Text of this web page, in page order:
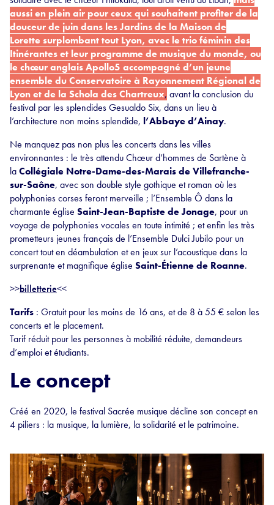
aussi en plein air pour ceux qui souhaitent profiter de la
douceur de juin dans les Jardins de la Maison de
Lorette surplombant tout Lyon, avec le trio féminin des
Itinérantes et leur programme de musique du monde, ou
le chœur anglais Apollo5 accompagné d’un jeune
ensemble du Conservatoire à Rayonnement Régional de
Lyon et de la Schola des Chartreux, avant la conclusion du
festival par les splendides Gesualdo Six, dans un lieu à
l’architecture non moins splendide, l’Abbaye d’Ainay.
Ne manquez pas non plus les concerts dans les villes
environnantes : le très attendu Chœur d’hommes de Sartène à
laCollégiale Notre-Dame-des-Marais de Villefranche-
sur-Saône, avec son double style gothique et roman où les
polyphonies corses feront merveille ; l’Ensemble Ô dans la
charmante église Saint-Jean-Baptiste de Jonage, pour un
voyage de polyphonies vocales en toute intimité ; et enfin les très
prometteurs jeunes français de l’Ensemble Dulci Jubilo pour un
concert tout en déambulation et en jeux sur l’acoustique dans la
surprenante et magnifique église Saint-Étienne de Roanne.
>>billetterie<<
Tarifs : Gratuit pour les moins de 16 ans, et de 8 à 55 € selon les
concerts et le placement.
Tarif réduit pour les personnes à mobilité réduite, demandeurs
d’emploi et étudiants.
Le concept
Créé en 2020, le festival Sacrée musique décline son concept en
4 piliers : la musique, la lumière, la solidarité et le patrimoine.